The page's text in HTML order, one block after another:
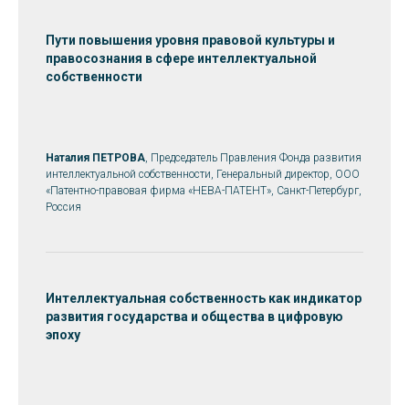
Пути повышения уровня правовой культуры и
правосознания в сфере интеллектуальной
собственности
Наталия ПЕТРОВА , Председатель Правления Фонда развития
интеллектуальной собственности, Генеральный директор, ООО
«Патентно-правовая фирма «НЕВА-ПАТЕНТ», Санкт-Петербург,
Россия
Интеллектуальная собственность как индикатор
развития государства и общества в цифровую
эпоху